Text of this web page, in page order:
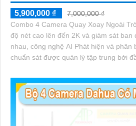
5,900,000 ₫
7,000,000 ₫
Combo 4 Camera Quay Xoay Ngoài
độ nét cao lên đến 2K và giám sát ban
nhau, công nghệ AI Phát hiện và phân
chuẩn sát được quản lý tập trung bởi